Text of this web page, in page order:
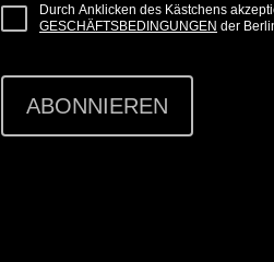
Durch Anklicken des Kästchens
GESCHÄFTSBEDINGUNGEN der
ABONNIEREN